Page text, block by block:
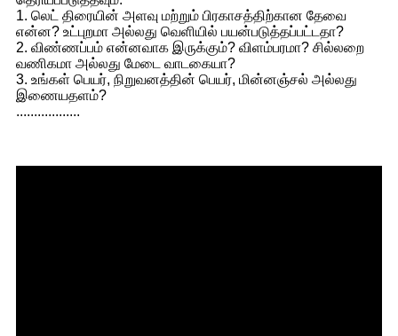
1. லெட் திரையின் அளவு மற்றும் பிரகாசத்திற்கான தேவை
என்ன? உட்புறமா அல்லது வெளியில் பயன்படுத்தப்பட்டதா?
2. விண்ணப்பம் என்னவாக இருக்கும்? விளம்பரமா? சில்லறை
வணிகமா அல்லது மேடை வாடகையா?
3. உங்கள் பெயர், நிறுவனத்தின் பெயர், மின்னஞ்சல் அல்லது
இணையதளம்?
..................